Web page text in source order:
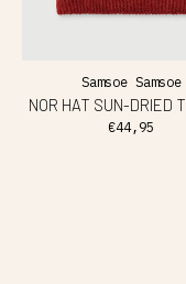
Samsoe Samsoe
NOR HAT SUN-DRIED
€44,95